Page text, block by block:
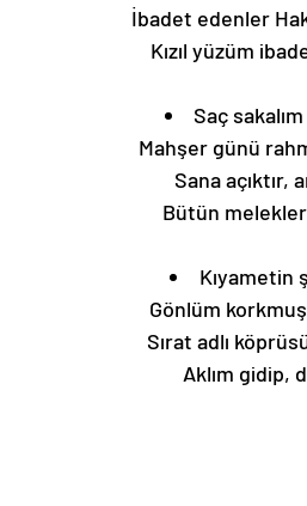
İbadet edenler
Kızıl yüzüm
Saç
Mahşer günü
Sana
Bütün
Kıyametin
Gönlüm
Sırat adlı
Aklım gidip,